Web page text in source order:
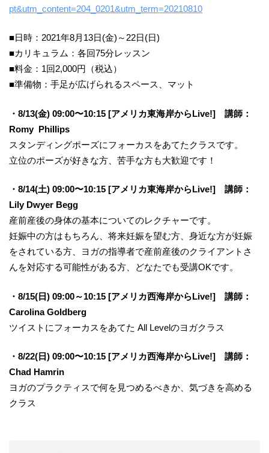
pt&utm_content=204_0201&utm_term=20210810
■日時：2021年8月13日(金)～22日(日)
■カリキュラム：各回75分レッスン
■料金：1回2,000円（税込）
■準備物：手足が広げられるスペース、マット
・8/13(金) 09:00〜10:15 [アメリカ東海岸からLive!] 講師：
Romy Phillips
スタンディングポーズにフォーカスをあてたクラスです。
立位のポーズが好きな方、苦手な方も大歓迎です！
・8/14(土) 09:00〜10:15 [アメリカ東海岸からLive!] 講師：
Lily Dwyer Begg
産前産後の身体の基本についてのレクチャーです。
妊娠中の方はもちろん、将来妊娠を望む方、身近な方が妊娠
をされている方、ヨガの指導者で産前産後のクライアントさ
んを対応する可能性がある方、どなたでも受講OKです。
・8/15(日) 09:00～10:15 [アメリカ西海岸からLive!] 講師：
Carolina Goldberg
ツイストにフォーカスをあてた All Levelのヨガクラス
・8/22(日) 09:00〜10:15 [アメリカ西海岸からLive!] 講師：
Chad Hamrin
ヨガのプラクティスで何を見つめるべきか、気づきを高める
クラス